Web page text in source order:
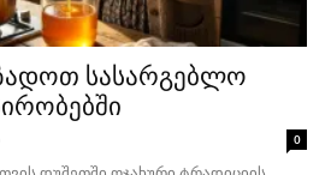
სასარგებლო
0